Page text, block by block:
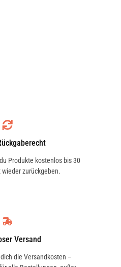
Produkte kostenlos bis 30
wieder zurückgeben.
Versand
die Versandkosten –